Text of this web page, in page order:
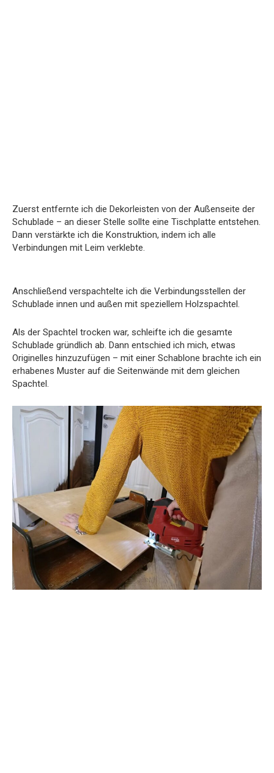
Zuerst entfernte ich die Dekorleisten von der Außenseite der
Schublade – an dieser Stelle sollte eine Tischplatte entstehen.
Dann verstärkte ich die Konstruktion, indem ich alle
Verbindungen mit Leim verklebte.
Anschließend verspachtelte ich die Verbindungsstellen der
Schublade innen und außen mit speziellem Holzspachtel.
Als der Spachtel trocken war, schleifte ich die gesamte
Schublade gründlich ab. Dann entschied ich mich, etwas
Originelles hinzuzufügen – mit einer Schablone brachte ich ein
erhabenes Muster auf die Seitenwände mit dem gleichen
Spachtel.